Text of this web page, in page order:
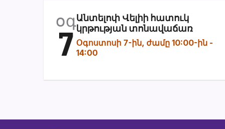
օգ
7
Անտելոփ Վելիի հատուկ
կրթության տոնավաճառ
Օգոստոսի 7-ին, ժամը 10:00-ին -
14:00